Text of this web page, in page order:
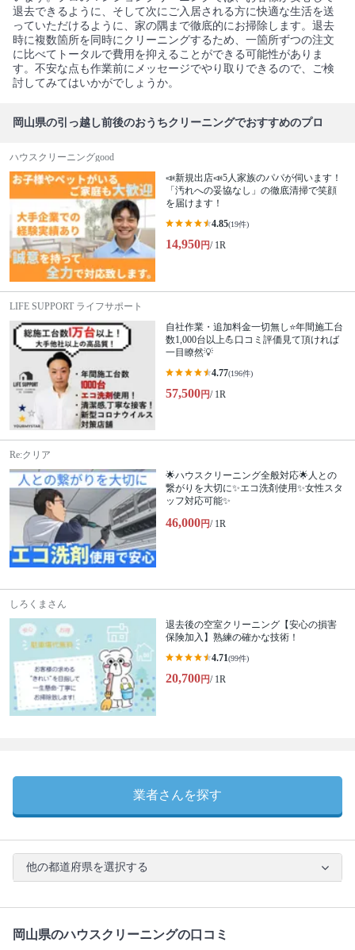
退去できるように、そして次にご入居される方に快適な生活を送
っていただけるように、家の隅まで徹底的にお掃除します。退去
時に複数箇所を同時にクリーニングするため、一箇所ずつの注文
に比べてトータルで費用を抑えることができる可能性がありま
す。不安な点も作業前にメッセージでやり取りできるので、ご検
討してみてはいかがでしょうか。
岡山県の引っ越し前後のおうちクリーニングでおすすめのプロ
ハウスクリーニングgood
📣新規出店📣5人家族のパパが伺います！
「汚れへの妥協なし」の徹底清掃で笑顔
を届けます！
4.85(19件)
14,950円/ 1R
LIFE SUPPORT ライフサポート
自社作業・追加料金一切無し⭐年間施工台
数1,000台以上💪口コミ評価見て頂ければ
一目瞭然💡
4.77(196件)
57,500円/ 1R
Re:クリア
🌟ハウスクリーニング全般対応🌟人との
繋がりを大切に✨エコ洗剤使用✨女性スタ
ッフ対応可能✨
46,000円/ 1R
しろくまさん
退去後の空室クリーニング【安心の損害
保険加入】熟練の確かな技術！
4.71(99件)
20,700円/ 1R
業者さんを探す
他の都道府県を選択する
岡山県のハウスクリーニングの口コミ